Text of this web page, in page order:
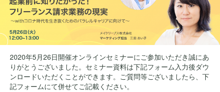
2020年5月26日開催オンラインセミナーにご参加いただき誠にあ
りがとうございました。セミナー資料は下記フォーム入力後ダウ
ンロードいただくことができます。ご質問等ございましたら、下
記フォームにて併せてご記載ください。